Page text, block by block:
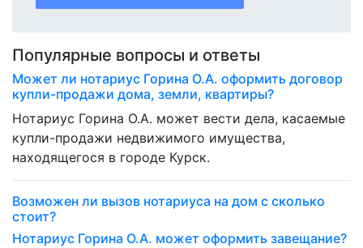
Популярные вопросы и ответы
Может ли нотариус Горина О.А. оформить договор
купли-продажи дома, земли, квартиры?
Нотариус Горина О.А. может вести дела, касаемые
купли-продажи недвижимого имущества,
находящегося в городе Курск.
Возможен ли вызов нотариуса на дом с сколько
стоит?
Нотариус Горина О.А. может оформить завещание?